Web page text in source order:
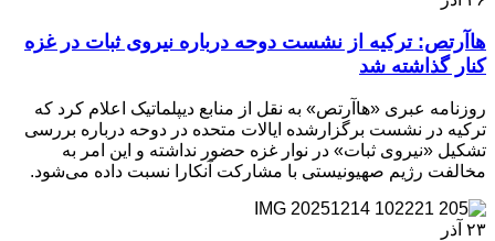
هاآرتص: ترکیه از نشست دوحه درباره نیروی ثبات در غزه
کنار گذاشته شد
روزنامه عبری «هاآرتص» به نقل از منابع دیپلماتیک اعلام کرد که
ترکیه در نشست برگزارشده ایالات متحده در دوحه درباره بررسی
تشکیل «نیروی ثبات» در نوار غزه حضور نداشته و این امر به
مخالفت رژیم صهیونیستی با مشارکت آنکارا نسبت داده می‌شود.
۲۳ آذر